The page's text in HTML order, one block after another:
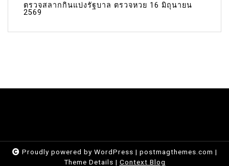
ตรวจสลากกินแบ่งรัฐบาล ตรวจหวย 16 มิถุนายน
2569
Proudly powered by WordPress | postmagthemes.com |
Theme Details | Context Blog